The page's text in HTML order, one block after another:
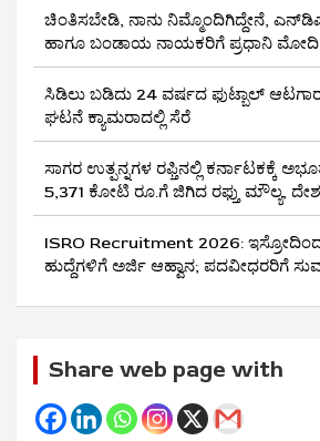
ಚಿಂತಿಸಬೇಡಿ, ನಾನು ನಿಮ್ಮೊಂದಿಗಿದ್ದೇನೆ,
ಹಾಗೂ ಬಂಡಾಯ ನಾಯಕರಿಗೆ ಪ್ರಧಾನಿ
ಸಿಡಿಲು ಬಡಿದು 24 ವರ್ಷದ ಫುಟ್ಬಾಲ್
ಘಟನೆ ಕ್ಯಾಮರಾದಲ್ಲಿ ಸೆರೆ
ಸಾಗರ ಉತ್ಪನ್ನಗಳ ರಫ್ತಿನಲ್ಲಿ ಕರ್ನಾಟಕಕ್ಕೆ
5,371 ಕೋಟಿ ರೂ.ಗೆ ಜಿಗಿದ ರಫ್ತು ಮೌಲ್ಯ,
ISRO Recruitment 2026:
ಹುದ್ದೆಗಳಿಗೆ ಅರ್ಜಿ ಆಹ್ವಾನ; ಪದವೀಧರರಿಗೆ
Share web page with